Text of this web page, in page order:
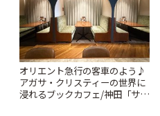
オリエント急行の客車のよう♪
アガサ・クリスティーの世界に
浸れるブックカフェ/神田「サロ